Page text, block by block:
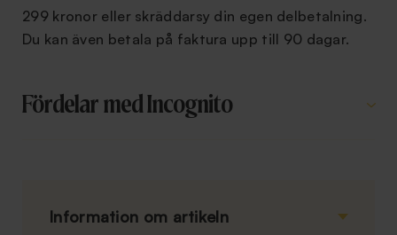
299 kronor eller skräddarsy din egen delbetalning.
Du kan även betala på faktura upp till 90 dagar.
Fördelar med Incognito
Information om artikeln